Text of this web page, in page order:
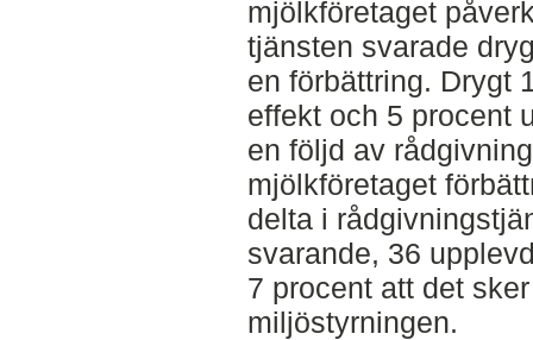
mjölkföretaget
tjänsten svarade
en förbättring. Drygt
effekt och 5 procent
en följd av
mjölkföretaget
delta i
svarande, 36
7 procent att det
miljöstyrningen.